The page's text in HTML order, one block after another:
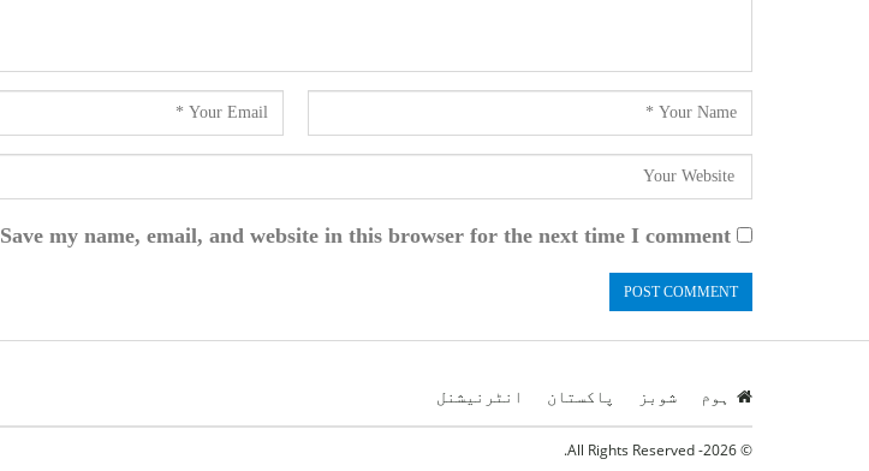
Save my name, email, and website in this browser for the next time I comment.
ہوم شوبز پاکستان انٹرنیشنل
© 2026- All Rights Reserved.